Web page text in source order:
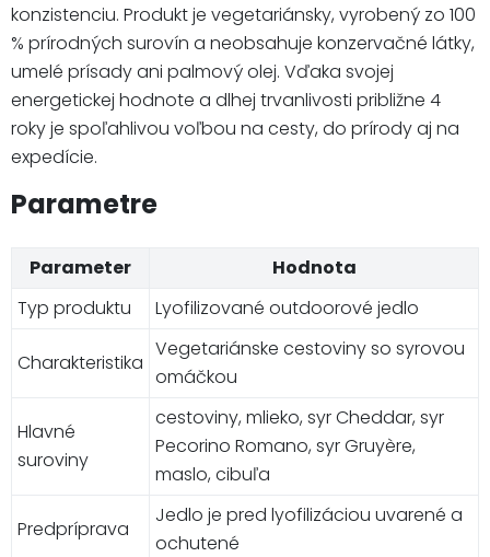
konzistenciu. Produkt je vegetariánsky, vyrobený zo 100
% prírodných surovín a neobsahuje konzervačné látky,
umelé prísady ani palmový olej. Vďaka svojej
energetickej hodnote a dlhej trvanlivosti približne 4
roky je spoľahlivou voľbou na cesty, do prírody aj na
expedície.
Parametre
Parameter
Hodnota
Typ produktu
Lyofilizované outdoorové jedlo
Charakteristika
Vegetariánske cestoviny so syrovou
omáčkou
Hlavné
suroviny
cestoviny, mlieko, syr Cheddar, syr
Pecorino Romano, syr Gruyère,
maslo, cibuľa
Predpríprava
Jedlo je pred lyofilizáciou uvarené a
ochutené